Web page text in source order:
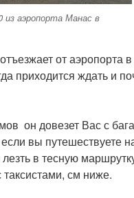
аэропорта Манас в
от аэропорта
приходится ждать и
он довезет Вас с
вы путешествуете
в тесную
таксистами, см ниже.